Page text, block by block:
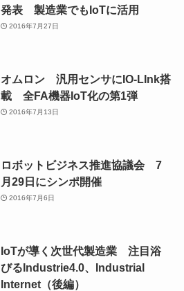
発表 製造業でもIoTに活用
2016年7月27日
オムロン 汎用センサにIO-LInk搭
載 全FA機器IoT化の第1弾
2016年7月13日
ロボットビジネス推進協議会 7
月29日にシンポ開催
2016年7月6日
IoTが導く次世代製造業 注目浴
びるIndustrie4.0、Industrial
Internet（後編）